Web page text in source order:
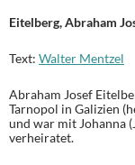
Eitelberg, Abraham
Text: Walter Mentzel
Abraham Josef
Tarnopol in Galizien
und war mit Johanna
verheiratet.